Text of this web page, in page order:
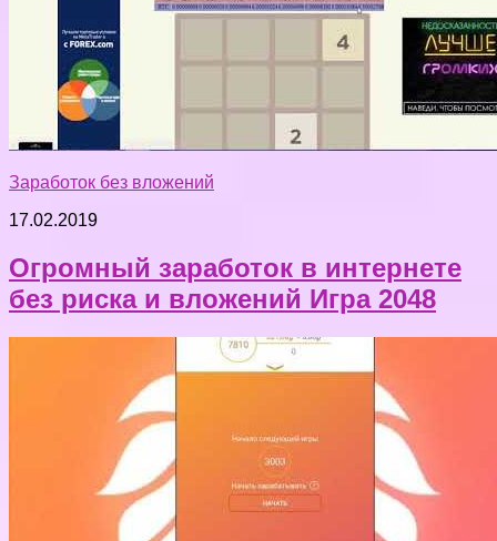
Заработок без вложений
17.02.2019
Огромный заработок в интернете
без риска и вложений Игра 2048